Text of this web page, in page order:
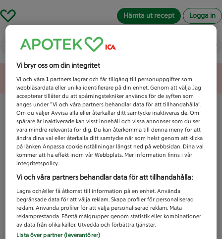
Hämta ut recept Logga in
Vad letar du efter idag?
Unknown error
Vi bryr oss om din integritet
Vi och våra1 partners lagrar och får tillgång till personuppgifter som
webbläsardata eller unika identifierare på din enhet. Genom att välja Jag
accepterar tillåter du att spårningstekniker används för de syften som
anges under ”Vi och våra partners behandlar data för att tillhandahålla”.
Om du väljer Avvisa alla eller återkallar ditt samtycke inaktiveras de. Om
spårare är inaktiverade kan visst innehåll och vissa annonser som du ser
vara mindre relevanta för dig. Du kan återkomma till denna meny för att
ändra dina val eller återkalla ditt samtycke när som helst genom att klicka
på länken Anpassa cookieinställningar längst ned på webbsidan. Dina val
kommer att ha effekt inom vår Webbplats. Mer information finns i vår
integritetspolicy.
Vi och våra partners behandlar data för att tillhandahålla:
Lagra och/eller få åtkomst till information på en enhet. Använda
begränsade data för att välja reklam. Skapa profiler för personaliserad
reklam. Använda profiler för att välja personaliserad reklam. Mäta
reklamprestanda. Förstå målgrupper genom statistik eller kombinationer
av data från olika källor. Utveckla och förbättra tjänster.
Lista över partner (leverantörer)